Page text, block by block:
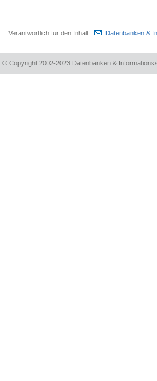
Verantwortlich für den Inhalt: Datenbanken &
© Copyright 2002-2023 Datenbanken &